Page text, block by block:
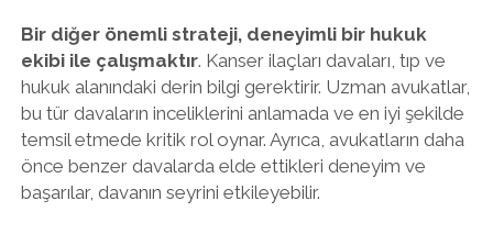
Bir diğer önemli strateji, deneyimli bir hukuk
ekibi ile çalışmaktır. Kanser ilaçları davaları, tıp ve
hukuk alanındaki derin bilgi gerektirir. Uzman avukatlar,
bu tür davaların inceliklerini anlamada ve en iyi şekilde
temsil etmede kritik rol oynar. Ayrıca, avukatların daha
önce benzer davalarda elde ettikleri deneyim ve
başarılar, davanın seyrini etkileyebilir.